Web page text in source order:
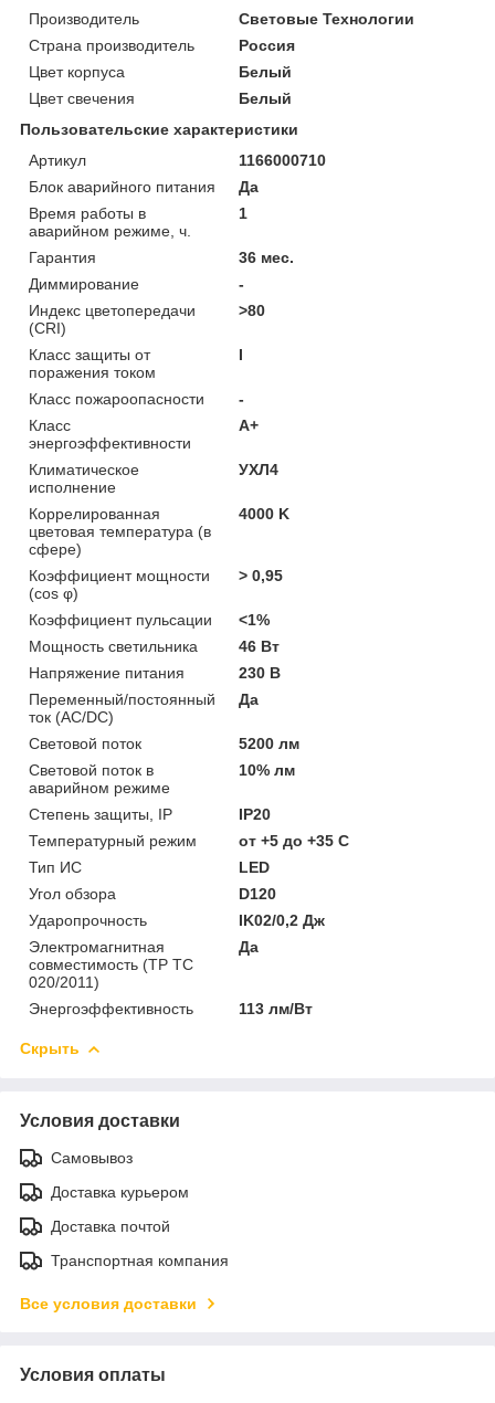
Производитель
Световые Технологии
Страна производитель
Россия
Цвет корпуса
Белый
Цвет свечения
Белый
Пользовательские характеристики
Артикул
1166000710
Блок аварийного питания
Да
Время работы в
аварийном режиме, ч.
1
Гарантия
36 мес.
Диммирование
-
Индекс цветопередачи
(CRI)
>80
Класс защиты от
поражения током
I
Класс пожароопасности
-
Класс
энергоэффективности
A+
Климатическое
исполнение
УХЛ4
Коррелированная
цветовая температура (в
сфере)
4000 K
Коэффициент мощности
(cos φ)
> 0,95
Коэффициент пульсации
<1%
Мощность светильника
46 Вт
Напряжение питания
230 В
Переменный/постоянный
ток (AC/DC)
Да
Световой поток
5200 лм
Световой поток в
аварийном режиме
10% лм
Степень защиты, IP
IP20
Температурный режим
от +5 до +35 C
Тип ИС
LED
Угол обзора
D120
Ударопрочность
IK02/0,2 Дж
Электромагнитная
совместимость (ТР ТС
020/2011)
Да
Энергоэффективность 113 лм/Вт
Скрыть
Условия доставки
Самовывоз
Доставка курьером
Доставка почтой
Транспортная компания
Все условия доставки
Условия оплаты